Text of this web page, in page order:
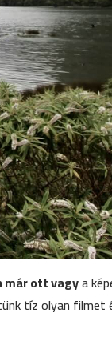
már ott vagya
tíz olyan filmet